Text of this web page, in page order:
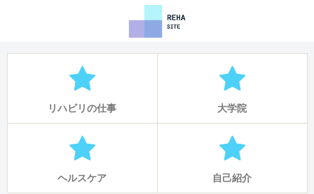
リハビリの仕事 大学院
ヘルスケア 自己紹介